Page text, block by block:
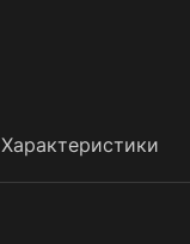
Характеристики